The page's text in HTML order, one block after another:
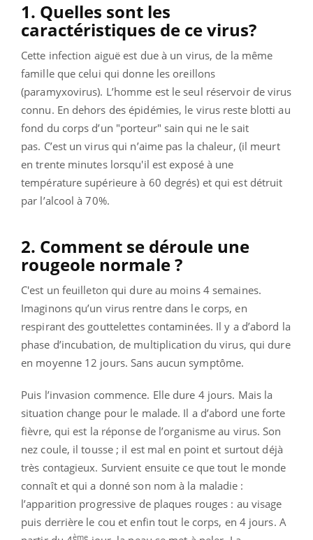
1. Quelles sont les
caractéristiques de ce virus?
Cette infection aiguë est due à un virus, de la même
famille que celui qui donne les oreillons
(paramyxovirus). L’homme est le seul réservoir de virus
connu. En dehors des épidémies, le virus reste blotti au
fond du corps d’un "porteur" sain qui ne le sait
pas. C’est un virus qui n’aime pas la chaleur, (il meurt
en trente minutes lorsqu'il est exposé à une
température supérieure à 60 degrés) et qui est détruit
par l’alcool à 70%.
2. Comment se déroule une
rougeole normale ?
C'est un feuilleton qui dure au moins 4 semaines.
Imaginons qu’un virus rentre dans le corps, en
respirant des gouttelettes contaminées. Il y a d’abord la
phase d’incubation, de multiplication du virus, qui dure
en moyenne 12 jours. Sans aucun symptôme.
Puis l’invasion commence. Elle dure 4 jours. Mais la
situation change pour le malade. Il a d’abord une forte
fièvre, qui est la réponse de l’organisme au virus. Son
nez coule, il tousse ; il est mal en point et surtout déjà
très contagieux. Survient ensuite ce que tout le monde
connaît et qui a donné son nom à la maladie :
l’apparition progressive de plaques rouges : au visage
puis derrière le cou et enfin tout le corps, en 4 jours. A
ème